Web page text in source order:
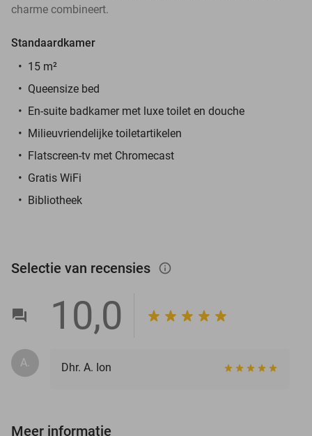
charme combineert.
Standaardkamer
15 m²
Queensize bed
En-suite badkamer met luxe toilet en douche
Milieuvriendelijke toiletartikelen
Flatscreen-tv met Chromecast
Gratis WiFi
Bibliotheek
Selectie van recensies info_outlined
10,0
A. Dhr. A. Ion
Meer informatie